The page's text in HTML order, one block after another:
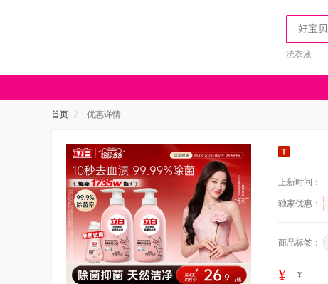
洗衣液
首页 优惠详情
上新时间：
独家优惠：
商品标签：
¥ ¥